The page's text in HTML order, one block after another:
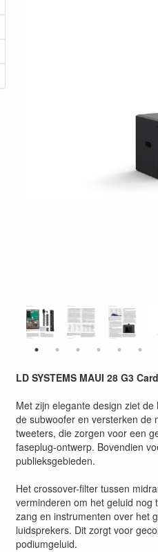
LD SYSTEMS MAUI 28 G3
Met zijn elegante design ziet
de subwoofer en versterken de
tweeters, die zorgen voor een
faseplug-ontwerp. Bovendien
publieksgebieden.
Het crossover-filter tussen
verminderen om het geluid nog
zang en instrumenten over het
luidsprekers. Dit zorgt voor
podiumgeluid.